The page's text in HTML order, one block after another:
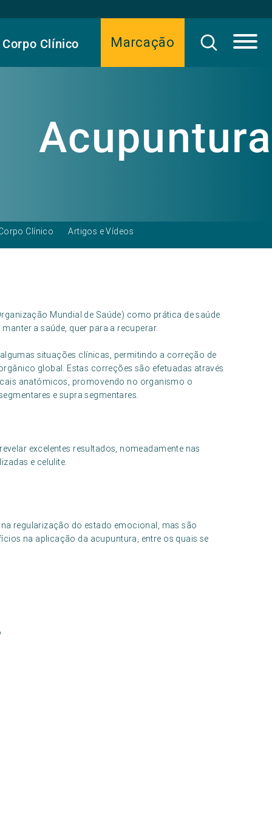
Marcação
Corpo Clínico
Acupuntura
Clínico Artigos e Vídeos
Mundial de Saúde) como prática de saúde
a saúde, quer para a recuperar.
situações clínicas, permitindo a correção de
global. Estas correções são efetuadas através
anatómicos, promovendo no organismo o
e supra segmentares.
excelentes resultados, nomeadamente nas
e celulite.
regularização do estado emocional, mas são
na aplicação da acupuntura, entre os quais se